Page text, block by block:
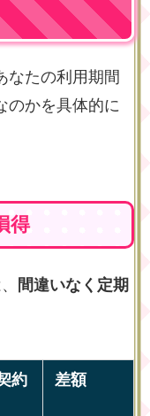
なたの利用期間
のかを具体的に
得
間違いなく定期
約
差額